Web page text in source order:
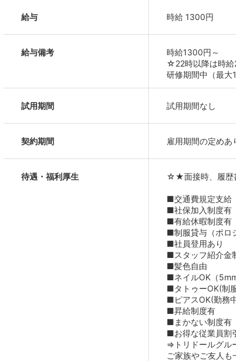
給与 時給 1300円
給与備考
時給1300円～
☆22時以降は時給
研修期間中（最大
試用期間 試用期間なし
契約期間 雇用期間の定めあ
待遇・福利厚生 ☆★面接時、履
■交通費規定支給
■社保加入制度有
■有給休暇制度有
■制服貸与（ポロ
■社員登用あり
■スタッフ紹介金
■髪色自由
■ネイルOK（5mm
■タトゥーOK(制
■ピアスOK(勤務
■昇給制度有
■まかない制度有
■お得な従業員割
⇒トリドールグル
ご家族やご友人も